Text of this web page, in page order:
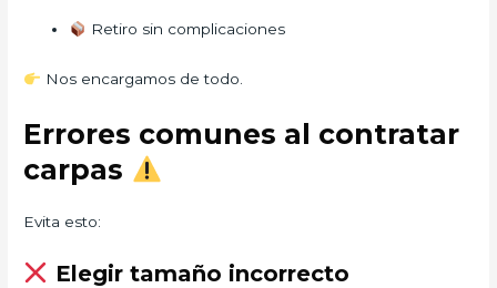
Retiro sin complicaciones
Nos encargamos de todo.
Errores comunes al contratar
carpas
Evita esto:
Elegir tamaño incorrecto